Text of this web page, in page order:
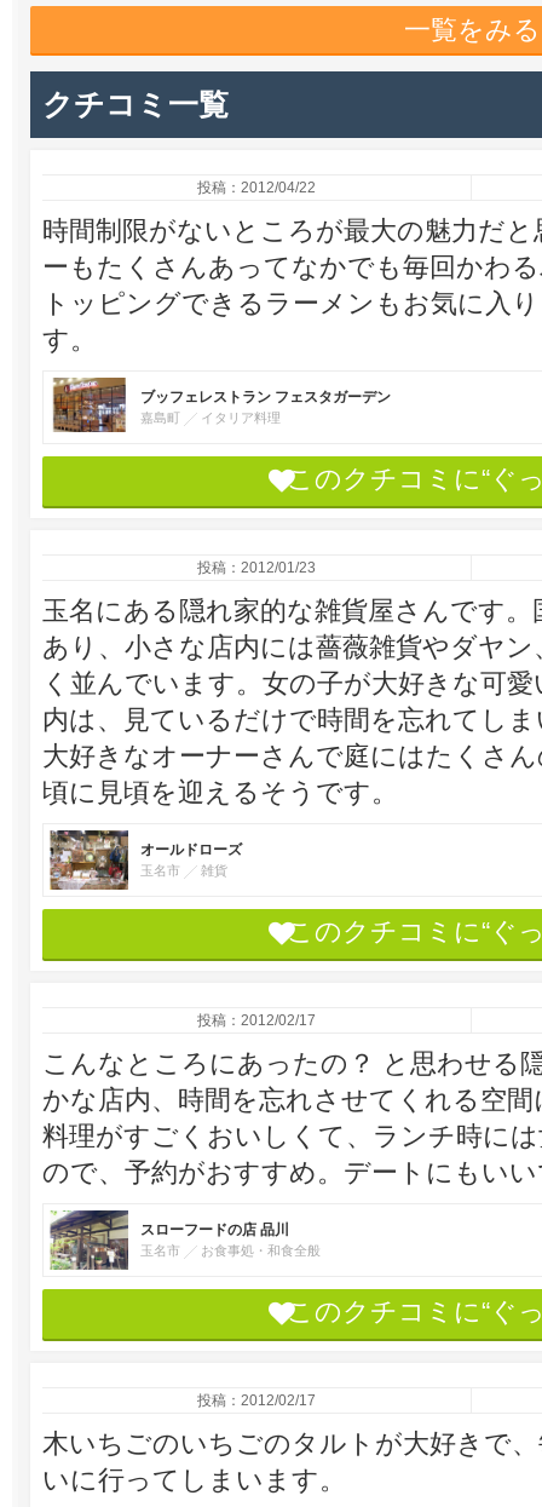
一覧をみる
クチコミ一覧
投稿：2012/04/22
時間制限がないところが最大の魅力だ
ーもたくさんあってなかでも毎回かわ
トッピングできるラーメンもお気に入
す。
ブッフェレストラン フェスタガーデン
嘉島町 イタリア料理
このクチコミに“ぐ
投稿：2012/01/23
玉名にある隠れ家的な雑貨屋さんです
あり、小さな店内には薔薇雑貨やダヤ
く並んでいます。女の子が大好きな可
内は、見ているだけで時間を忘れてし
大好きなオーナーさんで庭にはたくさ
頃に見頃を迎えるそうです。
オールドローズ
玉名市 雑貨
このクチコミに“ぐ
投稿：2012/02/17
こんなところにあったの？ と思わせる
かな店内、時間を忘れさせてくれる空
料理がすごくおいしくて、ランチ時に
ので、予約がおすすめ。デートにもい
スローフードの店 品川
玉名市 お食事処・和食全般
このクチコミに“ぐ
投稿：2012/02/17
木いちごのいちごのタルトが大好きで
いに行ってしまいます。